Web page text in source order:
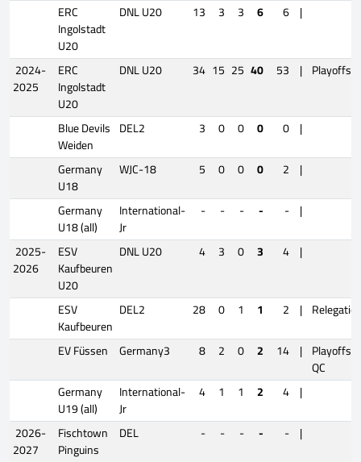
ERC
Ingolstadt
U20
DNL U20 13 3 3 6 6 |
2024-
2025
ERC
Ingolstadt
U20
DNL U20 34 15 25 40 53 | Playoffs
Blue Devils
Weiden
DEL2 3 0 0 0 0 |
Germany
U18
WJC-18 5 0 0 0 2 |
Germany
U18 (all)
International-
Jr
- - - - - |
2025-
2026
ESV
Kaufbeuren
U20
DNL U20 4 3 0 3 4 |
ESV
Kaufbeuren
DEL2 28 0 1 1 2 |
EV Füssen Germany3 8 2 0 2 14 | Playoffs
QC
Germany
U19 (all)
International-
Jr
4 1 1 2 4 |
2026-
2027
Fischtown
Pinguins
DEL - - - - - |